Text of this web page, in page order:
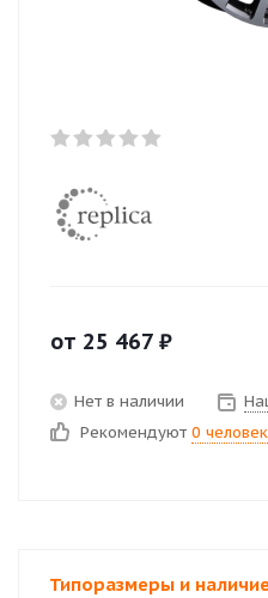
от 25 467 ₽
Нет в наличии
Рекомендуют 0 человек
Типоразмеры и наличие